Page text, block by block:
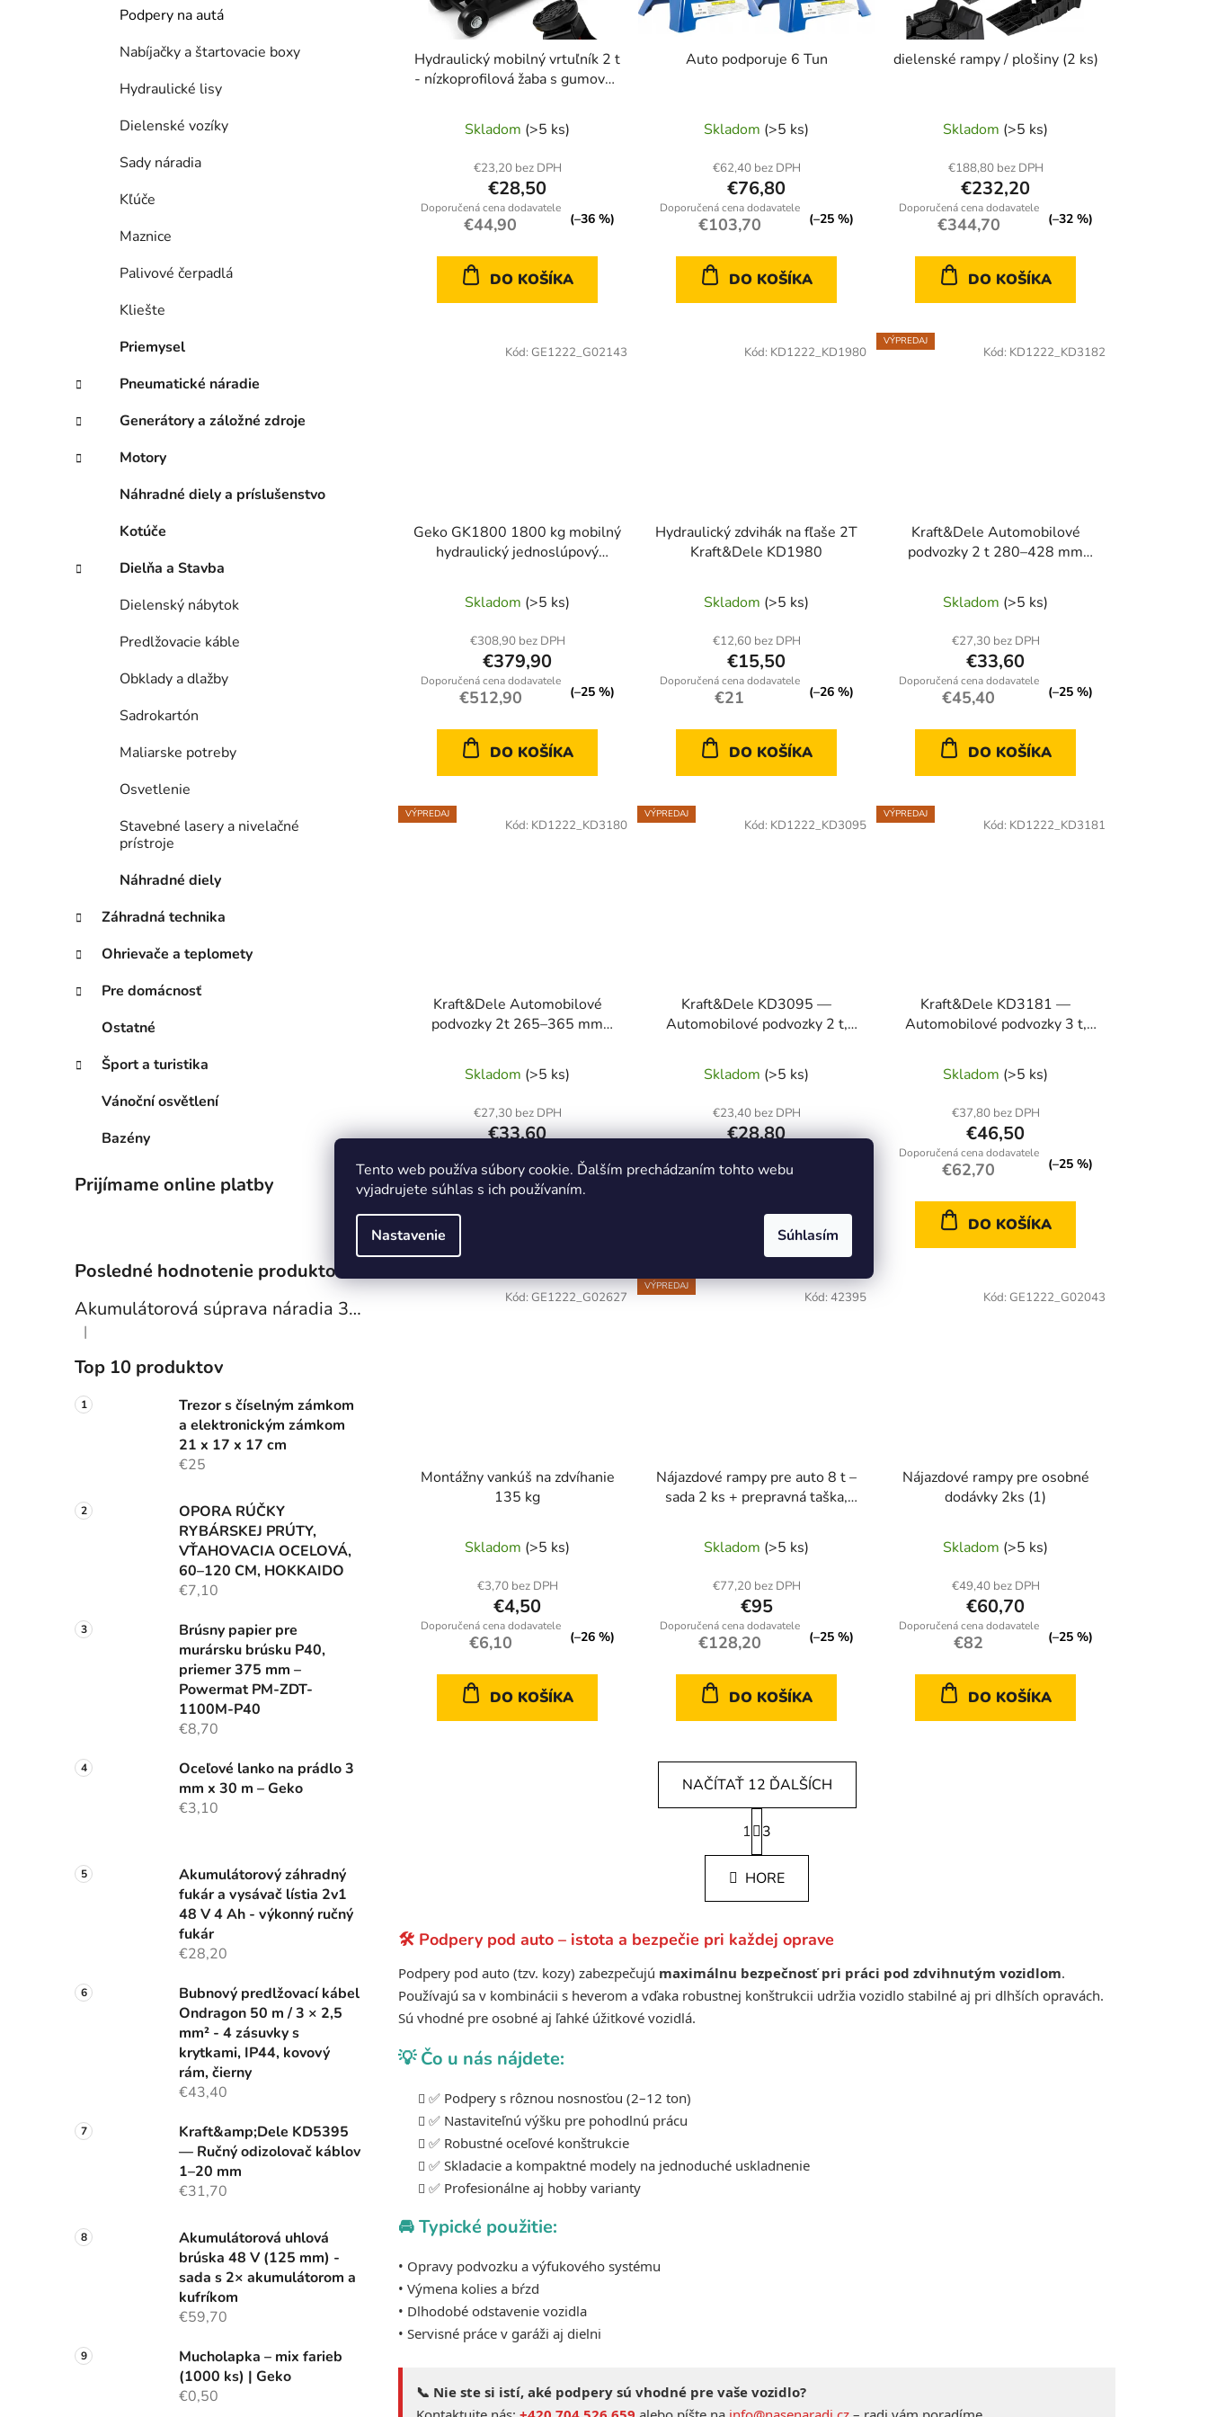
Tento web používa súbory cookie. Ďalším prechádzaním tohto webu
vyjadrujete súhlas s ich používaním.
Nastavenie Súhlasím
Podpery na autá
Nabíjačky a štartovacie boxy
Hydraulické lisy
Dielenské vozíky
Sady náradia
Kľúče
Maznice
Palivové čerpadlá
Kliešte
Priemysel
Pneumatické náradie
Generátory a záložné zdroje
Motory
Náhradné diely a príslušenstvo
Kotúče
Dielňa a Stavba
Dielenský nábytok
Predlžovacie káble
Obklady a dlažby
Sadrokartón
Maliarske potreby
Osvetlenie
Stavebné lasery a nivelačné
prístroje
Náhradné diely
Záhradná technika
Ohrievače a teplomety
Pre domácnosť
Ostatné
Šport a turistika
Vánoční osvětlení
Bazény
Prijímame online platby
Posledné hodnotenie produktov
Akumulátorová súprava náradia 3v1 36 V - vŕtačka, uhlová brúska a rázový uťahovák (2× batérie)
Hodnotenie produktu je 4 z 5 hviezdičiek.
|
Top 10 produktov
Trezor s číselným zámkom
a elektronickým zámkom
21 x 17 x 17 cm
€25
OPORA RÚČKY
RYBÁRSKEJ PRÚTY,
VŤAHOVACIA OCELOVÁ,
60–120 CM, HOKKAIDO
€7,10
Brúsny papier pre
murársku brúsku P40,
priemer 375 mm –
Powermat PM-ZDT-
1100M-P40
€8,70
Oceľové lanko na prádlo 3
mm x 30 m – Geko
€3,10
Akumulátorový záhradný
fukár a vysávač lístia 2v1
48 V 4 Ah - výkonný ručný
fukár
€28,20
Bubnový predlžovací kábel
Ondragon 50 m / 3 × 2,5
mm² - 4 zásuvky s
krytkami, IP44, kovový
rám, čierny
€43,40
Kraft&amp;Dele KD5395
— Ručný odizolovač káblov
1–20 mm
€31,70
Akumulátorová uhlová
brúska 48 V (125 mm) -
sada s 2× akumulátorom a
kufríkom
€59,70
Mucholapka – mix farieb
(1000 ks) | Geko
€0,50
k
t
o
Hydraulický mobilný vrtuľník 2 t
- nízkoprofilová žaba s gumovou
Skladom (>5 ks)
€23,20 bez DPH
€28,50
€44,90 (–36 %)
DO KOŠÍKA
Auto podporuje 6 Tun
Skladom (>5 ks)
€62,40 bez DPH
€76,80
€103,70 (–25 %)
DO KOŠÍKA
dielenské rampy / plošiny (2 ks)
Skladom (>5 ks)
€188,80 bez DPH
€232,20
€344,70 (–32 %)
DO KOŠÍKA
Geko GK1800 1800 kg mobilný
hydraulický jednoslúpový
Skladom (>5 ks)
€308,90 bez DPH
€379,90
€512,90 (–25 %)
DO KOŠÍKA
Kód: GE1222_G02143
Hydraulický zdvihák na fľaše 2T
Kraft&Dele KD1980
Skladom (>5 ks)
€12,60 bez DPH
€15,50
€21 (–26 %)
DO KOŠÍKA
Kód: KD1222_KD1980
VÝPREDAJ
Kraft&Dele Automobilové
podvozky 2 t 280–428 mm
Skladom (>5 ks)
€27,30 bez DPH
€33,60
€45,40 (–25 %)
DO KOŠÍKA
Kód: KD1222_KD3182
VÝPREDAJ
Kraft&Dele Automobilové
podvozky 2t 265–365 mm
Skladom (>5 ks)
€27,30 bez DPH
€33,60
€45,40 (–25 %)
Kód: KD1222_KD3180
VÝPREDAJ
Kraft&Dele KD3095 —
Automobilové podvozky 2 t,
mm
Skladom (>5 ks)
€23,40 bez DPH
€28,80
€38,80
DO KOŠÍKA
Kód: KD1222_KD3095
VÝPREDAJ
Kraft&Dele KD3181 —
Automobilové podvozky 3 t,
mm
Skladom (>5 ks)
€37,80 bez DPH
€46,50
€62,70 (–25 %)
DO KOŠÍKA
Kód: KD1222_KD3181
Montážny vankúš na zdvíhanie
135 kg
Skladom (>5 ks)
€3,70 bez DPH
€4,50
€6,10 (–26 %)
DO KOŠÍKA
Kód: GE1222_G02627
VÝPREDAJ
Nájazdové rampy pre auto 8 t –
sada 2 ks + prepravná taška,
Skladom (>5 ks)
€77,20 bez DPH
€95
€128,20 (–25 %)
DO KOŠÍKA
Kód: 42395
Nájazdové rampy pre osobné
dodávky 2ks (1)
Skladom (>5 ks)
€49,40 bez DPH
€60,70
€82 (–25 %)
DO KOŠÍKA
Kód: GE1222_G02043
O
v
l
á
a
i
e
p
i
NAČÍTAŤ 12 ĎALŠÍCH
S
t
r
n
k
v
a
n
e
1 3
HORE
🛠️ Podpery pod auto – istota a bezpečie pri každej oprave
Podpery pod auto (tzv. kozy) zabezpečujú maximálnu bezpečnosť pri práci pod zdvihnutým vozidlom.
Používajú sa v kombinácii s heverom a vďaka robustnej konštrukcii udržia vozidlo stabilné aj pri dlhších opravách.
Sú vhodné pre osobné aj ľahké úžitkové vozidlá.
💡 Čo u nás nájdete:
✅ Podpery s rôznou nosnosťou (2–12 ton)
✅ Nastaviteľnú výšku pre pohodlnú prácu
✅ Robustné oceľové konštrukcie
✅ Skladacie a kompaktné modely na jednoduché uskladnenie
✅ Profesionálne aj hobby varianty
🚘 Typické použitie:
• Opravy podvozku a výfukového systému
• Výmena kolies a bŕzd
• Dlhodobé odstavenie vozidla
• Servisné práce v garáži aj dielni
📞 Nie ste si istí, aké podpery sú vhodné pre vaše vozidlo?